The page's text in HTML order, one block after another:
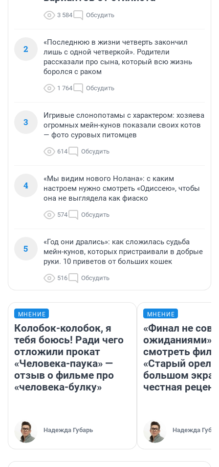
3 584 Обсудить
2
«Последнюю в жизни четверть закончил
лишь с одной четверкой». Родители
рассказали про сына, который всю жизнь
боролся с раком
1 764 Обсудить
3
Игривые слонопотамы с характером: хозяева
огромных мейн-кунов показали своих котов
— фото суровых питомцев
614 Обсудить
4
«Мы видим нового Нолана»: с каким
настроем нужно смотреть «Одиссею», чтобы
она не выглядела как фиаско
574 Обсудить
5
«Год они дрались»: как сложилась судьба
мейн-кунов, которых пристраивали в добрые
руки. 10 приветов от больших кошек
516 Обсудить
МНЕНИЕ
Колобок-колобок, я
тебя боюсь! Ради чего
отложили прокат
«Человека-паука» —
отзыв о фильме про
«человека-булку»
Надежда Губарь
МНЕНИЕ
«Финал не
ожиданиями»:
смотреть
«Старый орел»
большом
честная
Надежда